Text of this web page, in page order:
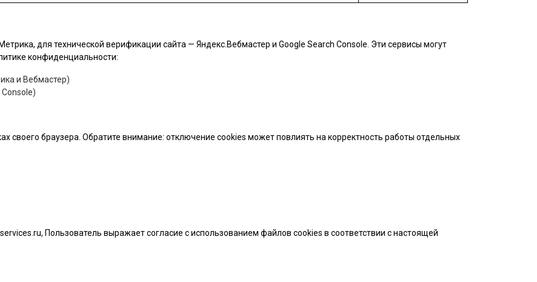
для технической верификации сайта — Яндекс.Вебмастер и Google Search Console. Эти сервисы могут
конфиденциальности:
и Вебмастер)
своего браузера. Обратите внимание: отключение cookies может повлиять на корректность работы отдельных
, Пользователь выражает согласие с использованием файлов cookies в соответствии с настоящей